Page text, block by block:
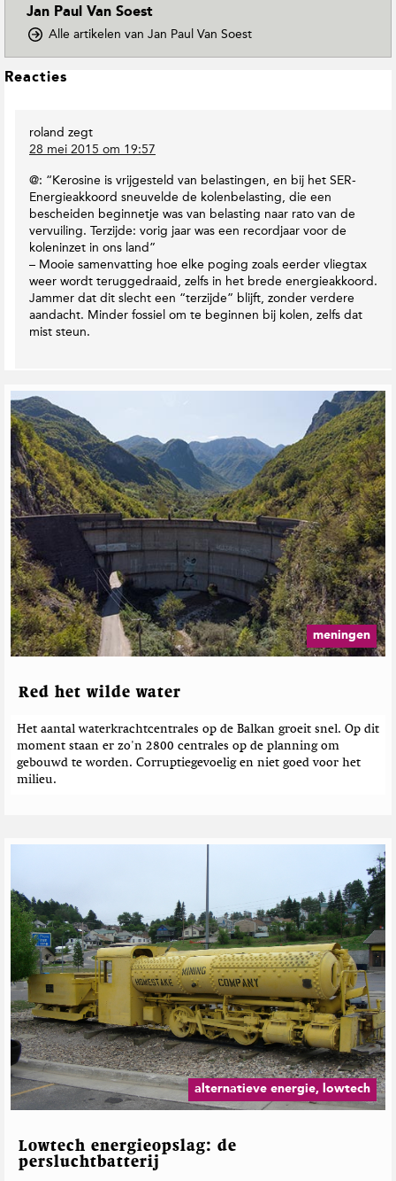
Jan Paul Van Soest
Alle artikelen van Jan Paul Van Soesto
a
r
t
h
a
g
a
z
LReacties
roland zegt
28 mei 2015 om 19:57
@: “Kerosine is vrijgesteld van belastingen, en bij het SER-
Energieakkoord sneuvelde de kolenbelasting, die een
bescheiden beginnetje was van belasting naar rato van de
vervuiling. Terzijde: vorig jaar was een recordjaar voor de
koleninzet in ons land”
– Mooie samenvatting hoe elke poging zoals eerder vliegtax
weer wordt teruggedraaid, zelfs in het brede energieakkoord.
Jammer dat dit slecht een “terzijde” blijft, zonder verdere
aandacht. Minder fossiel om te beginnen bij kolen, zelfs dat
mist steun.
G
e
e
a
e
e
d
e
b
e
meningen
Red het wilde water
Het aantal waterkrachtcentrales op de Balkan groeit snel. Op dit
moment staan er zo'n 2800 centrales op de planning om
gebouwd te worden. Corruptiegevoelig en niet goed voor het
milieu.
alternatieve energie, lowtech
Lowtech energieopslag: de
persluchtbatterij